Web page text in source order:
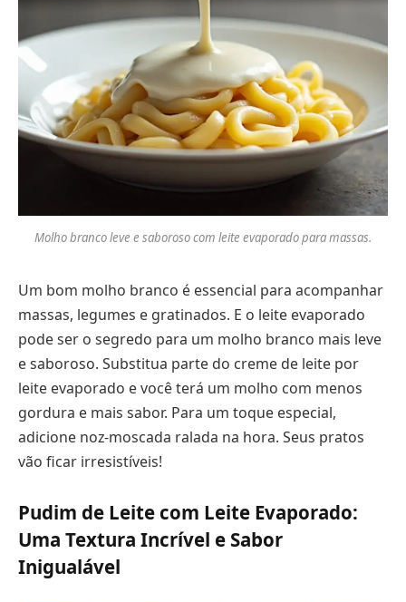
Molho branco leve e saboroso com leite evaporado para massas.
Um bom molho branco é essencial para acompanhar
massas, legumes e gratinados. E o leite evaporado
pode ser o segredo para um molho branco mais leve
e saboroso. Substitua parte do creme de leite por
leite evaporado e você terá um molho com menos
gordura e mais sabor. Para um toque especial,
adicione noz-moscada ralada na hora. Seus pratos
vão ficar irresistíveis!
Pudim de Leite com Leite Evaporado:
Uma Textura Incrível e Sabor
Inigualável